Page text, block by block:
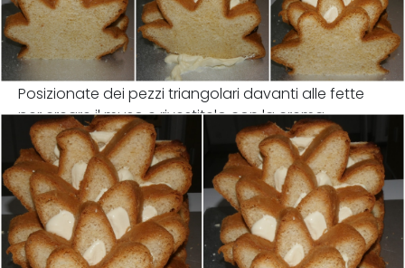
Posizionate dei pezzi triangolari davanti alle fette
per creare il muso e rivestitelo con la crema.